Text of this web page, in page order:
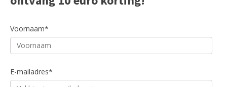
Voornaam*
E-mailadres*